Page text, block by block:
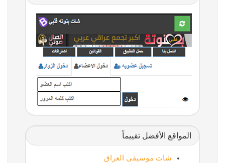
المواقع الأفضل تقييماً
شات موسيقى العراق